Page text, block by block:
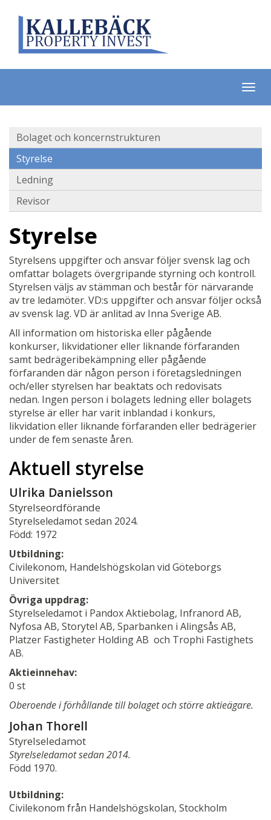
Bolaget och koncernstrukturen
Styrelse
Ledning
Revisor
Styrelse
Styrelsens uppgifter och ansvar följer svensk lag och
omfattar bolagets övergripande styrning och kontroll.
Styrelsen väljs av stämman och består för närvarande
av tre ledamöter. VD:s uppgifter och ansvar följer också
av svensk lag. VD är anlitad av Inna Sverige AB.
All information om historiska eller pågående
konkurser, likvidationer eller liknande förfaranden
samt bedrägeribekämpning eller pågående
förfaranden där någon person i företagsledningen
och/eller styrelsen har beaktats och redovisats
nedan. Ingen person i bolagets ledning eller bolagets
styrelse är eller har varit inblandad i konkurs,
likvidation eller liknande förfaranden eller bedrägerier
under de fem senaste åren.
Aktuell styrelse
Ulrika Danielsson
Styrelseordförande
Styrelseledamot sedan 2024.
Född: 1972
Utbildning:
Civilekonom, Handelshögskolan vid Göteborgs
Universitet
Övriga uppdrag:
Styrelseledamot i Pandox Aktiebolag, Infranord AB,
Nyfosa AB, Storytel AB, Sparbanken i Alingsås AB,
Platzer Fastigheter Holding AB och Trophi Fastighets
AB.
Aktieinnehav:
0 st
Oberoende i förhållande till bolaget och större aktieägare.
Johan Thorell
Styrelseledamot
Styrelseledamot sedan 2014.
Född 1970.
Utbildning:
Civilekonom från Handelshögskolan, Stockholm